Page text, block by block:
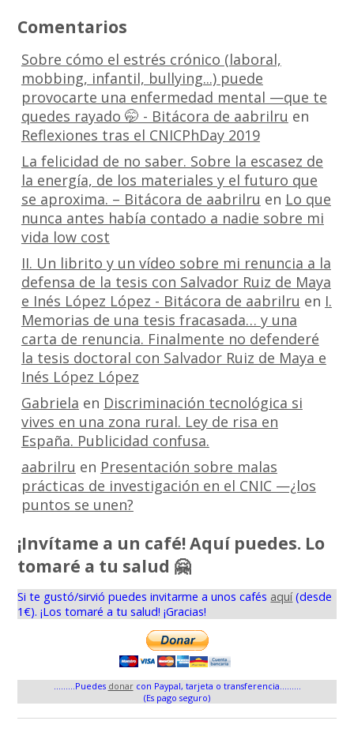
Comentarios
Sobre cómo el estrés crónico (laboral,
mobbing, infantil, bullying...) puede
provocarte una enfermedad mental —que te
quedes rayado 🤭 - Bitácora de aabrilru en
Reflexiones tras el CNICPhDay 2019
La felicidad de no saber. Sobre la escasez de
la energía, de los materiales y el futuro que
se aproxima. – Bitácora de aabrilru en Lo que
nunca antes había contado a nadie sobre mi
vida low cost
II. Un librito y un vídeo sobre mi renuncia a la
defensa de la tesis con Salvador Ruiz de Maya
e Inés López López - Bitácora de aabrilru en I.
Memorias de una tesis fracasada… y una
carta de renuncia. Finalmente no defenderé
la tesis doctoral con Salvador Ruiz de Maya e
Inés López López
Gabriela en Discriminación tecnológica si
vives en una zona rural. Ley de risa en
España. Publicidad confusa.
aabrilru en Presentación sobre malas
prácticas de investigación en el CNIC —¿los
puntos se unen?
¡Invítame a un café! Aquí puedes. Lo
tomaré a tu salud 🤗
Si te gustó/sirvió puedes invitarme a unos cafés aquí(desde
1€). ¡Los tomaré a tu salud! ¡Gracias!
.........Puedes donarcon Paypal, tarjeta o transferencia.........
(Es pago seguro)